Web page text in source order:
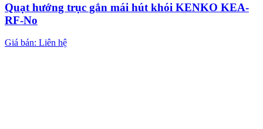
Quạt hướng trục gắn mái hút khói KENKO KEA-
RF-No
Giá bán: Liên hệ